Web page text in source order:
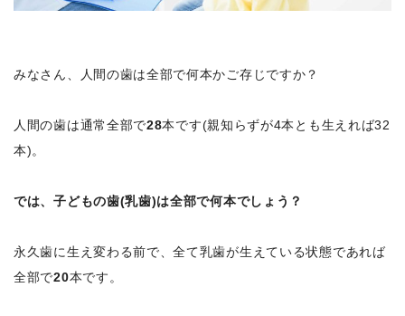
みなさん、人間の歯は全部で何本かご存じですか？
人間の歯は通常全部で28本です(親知らずが4本とも生えれば32
本)。
では、子どもの歯(乳歯)は全部で何本でしょう？
永久歯に生え変わる前で、全て乳歯が生えている状態であれば
全部で20本です。